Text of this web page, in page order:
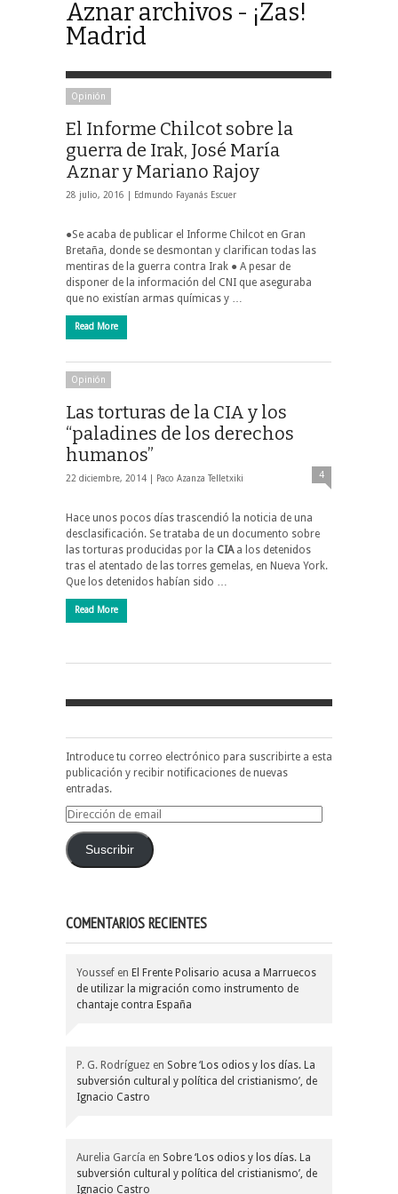
Aznar archivos - ¡Zas!
Madrid
Opinión
El Informe Chilcot sobre la
guerra de Irak, José María
Aznar y Mariano Rajoy
28 julio, 2016 | Edmundo Fayanás Escuer
●Se acaba de publicar el Informe Chilcot en Gran
Bretaña, donde se desmontan y clarifican todas las
mentiras de la guerra contra Irak ● A pesar de
disponer de la información del CNI que aseguraba
que no existían armas químicas y …
Read More
Opinión
Las torturas de la CIA y los
“paladines de los derechos
humanos”
22 diciembre, 2014 | Paco Azanza Telletxiki 4
Hace unos pocos días trascendió la noticia de una
desclasificación. Se trataba de un documento sobre
las torturas producidas por la CIA a los detenidos
tras el atentado de las torres gemelas, en Nueva York.
Que los detenidos habían sido …
Read More
Introduce tu correo electrónico para suscribirte a esta
publicación y recibir notificaciones de nuevas
entradas.
Dirección
emailSuscribir
COMENTARIOS RECIENTES
Youssef en El Frente Polisario acusa a Marruecos
de utilizar la migración como instrumento de
chantaje contra España
P. G. Rodríguez en Sobre ‘Los odios y los días. La
subversión cultural y política del cristianismo’, de
Ignacio Castro
Aurelia García en Sobre ‘Los odios y los días. La
subversión cultural y política del cristianismo’, de
Ignacio Castro